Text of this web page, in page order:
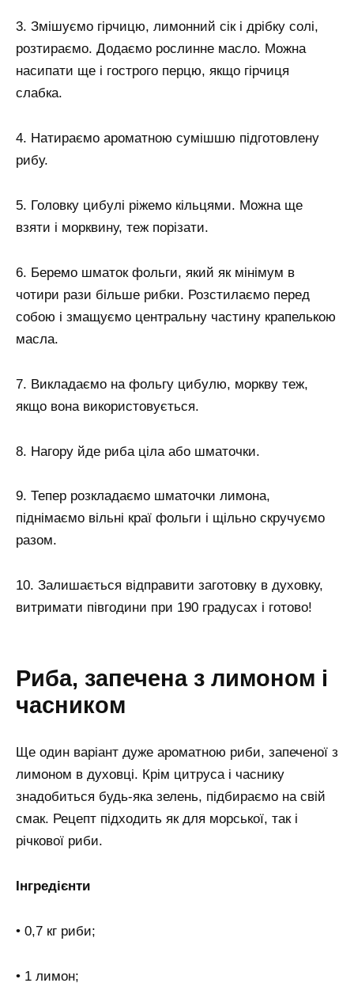
3. Змішуємо гірчицю, лимонний сік і дрібку солі,
розтираємо. Додаємо рослинне масло. Можна
насипати ще і гострого перцю, якщо гірчиця
слабка.
4. Натираємо ароматною сумішшю підготовлену
рибу.
5. Головку цибулі ріжемо кільцями. Можна ще
взяти і морквину, теж порізати.
6. Беремо шматок фольги, який як мінімум в
чотири рази більше рибки. Розстилаємо перед
собою і змащуємо центральну частину крапелькою
масла.
7. Викладаємо на фольгу цибулю, моркву теж,
якщо вона використовується.
8. Нагору йде риба ціла або шматочки.
9. Тепер розкладаємо шматочки лимона,
піднімаємо вільні краї фольги і щільно скручуємо
разом.
10. Залишається відправити заготовку в духовку,
витримати півгодини при 190 градусах і готово!
Риба, запечена з лимоном і
часником
Ще один варіант дуже ароматною риби, запеченої з
лимоном в духовці. Крім цитруса і часнику
знадобиться будь-яка зелень, підбираємо на свій
смак. Рецепт підходить як для морської, так і
річкової риби.
Інгредієнти
• 0,7 кг риби;
• 1 лимон;